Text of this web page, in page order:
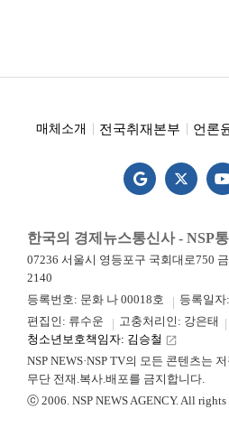
매체소개 전국취재본부 언론
한국의 경제뉴스통신사 - NSP
07236 서울시 영등포구 국회대로750
2140
등록번호: 문화 나 00018호
등록일자
편집인: 류수운
고충처리인: 강은태
청소년보호책임자: 김승철 launch
NSP NEWS·NSP TV의 모든 콘텐츠는
무단 전재.복사.배포를 금지합니다.
ⓒ 2006. NSP NEWS AGENCY. All rights